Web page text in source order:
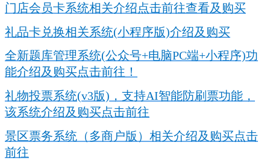
门店会员卡系统相关介绍点击前往查看及购买
礼品卡兑换相关系统(小程序版)介绍及购买
全新题库管理系统(公众号+电脑PC端+小程序)功
能介绍及购买点击前往！
礼物投票系统(v3版)，支持AI智能防刷票功能，
该系统介绍及购买点击前往
景区票务系统（多商户版）相关介绍及购买点击
前往